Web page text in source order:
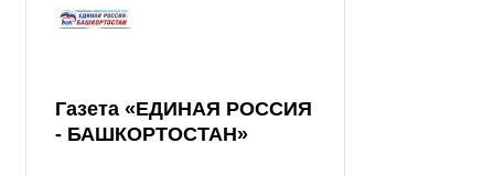
Газета «ЕДИНАЯ РОССИЯ
- БАШКОРТОСТАН»